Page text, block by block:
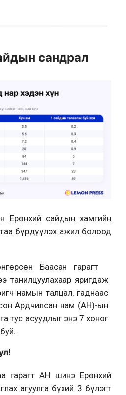
сандрал
Ерөнхий сайдын хамгийн
бүрдүүлэх ажил болоод
Баасан гарагт
танилцуулахаар яригдаж
намын талцал, гаднаас
Ардчилсан нам (АН)-ын
тус асуудлыг энэ 7 хоног
гарагт АН шинэ Ерөнхий
агуулга бүхий 3 бүлэгт